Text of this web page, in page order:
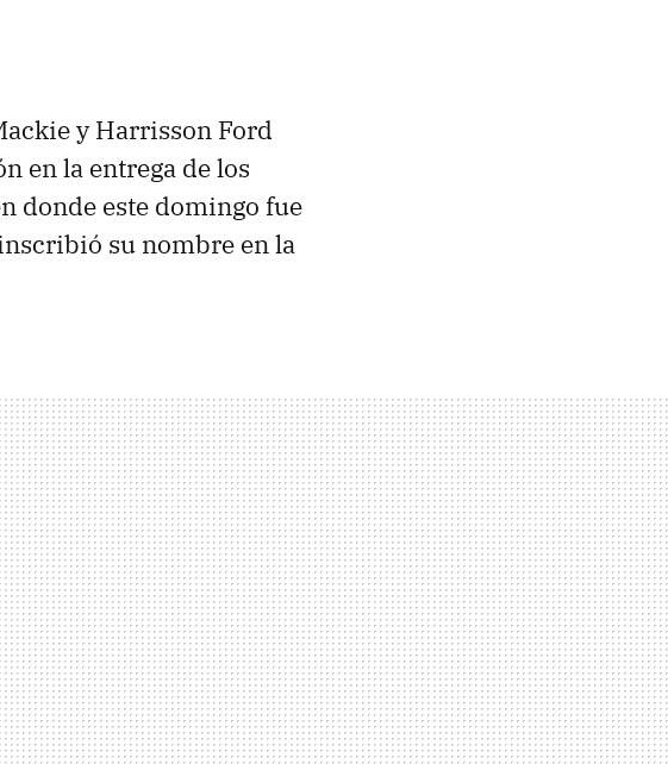
y Harrisson Ford
en la entrega de los
donde este domingo fue
su nombre en la